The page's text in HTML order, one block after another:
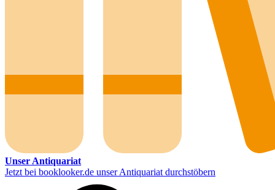
Unser Antiquariat
Jetzt bei booklooker.de unser Antiquariat durchstöbern